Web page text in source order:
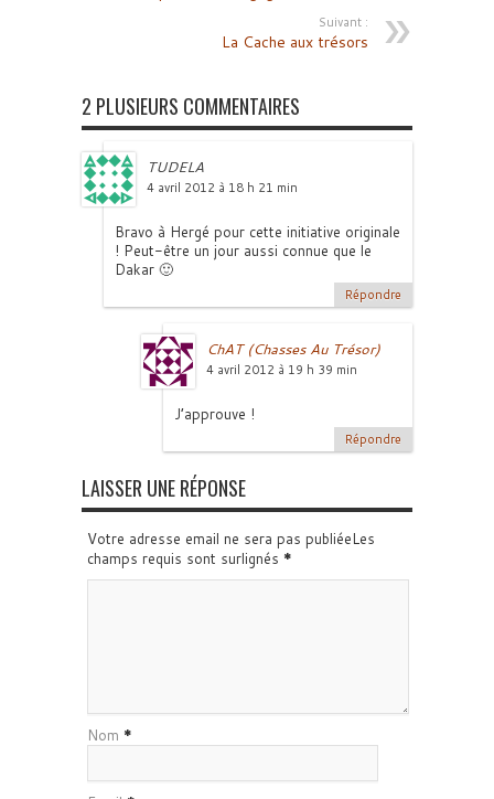
Suivant :
La Cache aux trésors
2 PLUSIEURS COMMENTAIRES
TUDELA
4 avril 2012 à 18 h 21 min
Bravo à Hergé pour cette initiative originale
! Peut-être un jour aussi connue que le
Dakar 🙂
Répondre
ChAT (Chasses Au Trésor)
4 avril 2012 à 19 h 39 min
J’approuve !
Répondre
LAISSER UNE RÉPONSE
Votre adresse email ne sera pas publiéeLes
champs requis sont surlignés *
Nom *